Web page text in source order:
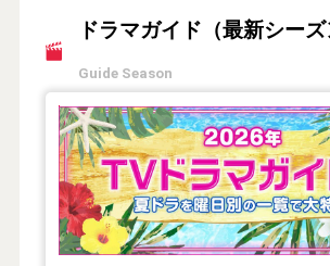
ドラマガイド（最新シーズ
Guide Season
【2026年夏】TVドラマガイド